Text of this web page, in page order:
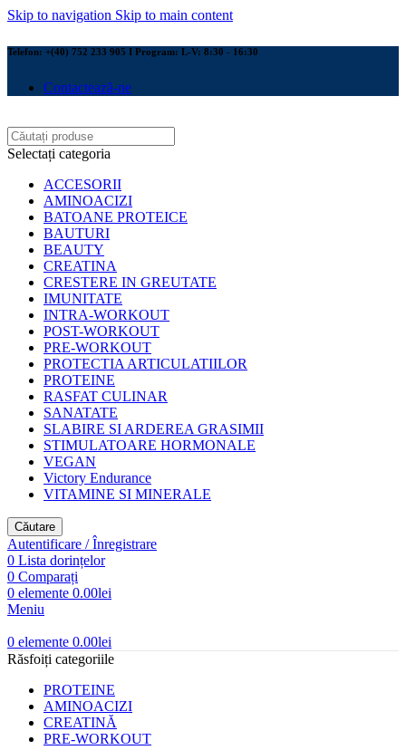
Skip to navigation Skip to main content
Telefon: +(40) 752 233 905 I Program: L-V: 8:30 - 16:30
Contactează-ne
Selectați categoria
ACCESORII
AMINOACIZI
BATOANE PROTEICE
BAUTURI
BEAUTY
CREATINA
CRESTERE IN GREUTATE
IMUNITATE
INTRA-WORKOUT
POST-WORKOUT
PRE-WORKOUT
PROTECTIA ARTICULATIILOR
PROTEINE
RASFAT CULINAR
SANATATE
SLABIRE SI ARDEREA GRASIMII
STIMULATOARE HORMONALE
VEGAN
Victory Endurance
VITAMINE SI MINERALE
Căutare
Autentificare / Înregistrare
0 Lista dorințelor
0 Comparați
0 elemente 0.00lei
Meniu
0 elemente 0.00lei
Răsfoiți categoriile
PROTEINE
AMINOACIZI
CREATINĂ
PRE-WORKOUT